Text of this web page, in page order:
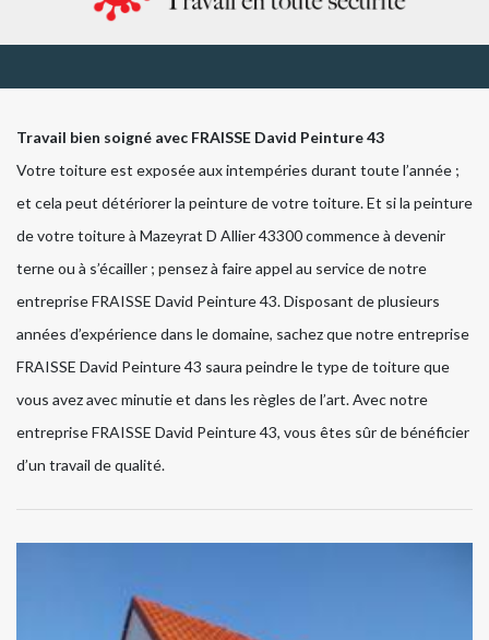
Travail bien soigné avec FRAISSE David Peinture 43
Votre toiture est exposée aux intempéries durant toute l’année ;
et cela peut détériorer la peinture de votre toiture. Et si la peinture
de votre toiture à Mazeyrat D Allier 43300 commence à devenir
terne ou à s’écailler ; pensez à faire appel au service de notre
entreprise FRAISSE David Peinture 43. Disposant de plusieurs
années d’expérience dans le domaine, sachez que notre entreprise
FRAISSE David Peinture 43 saura peindre le type de toiture que
vous avez avec minutie et dans les règles de l’art. Avec notre
entreprise FRAISSE David Peinture 43, vous êtes sûr de bénéficier
d’un travail de qualité.